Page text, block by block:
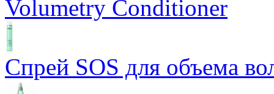
Volumetry Conditioner
Спрей SOS для объема